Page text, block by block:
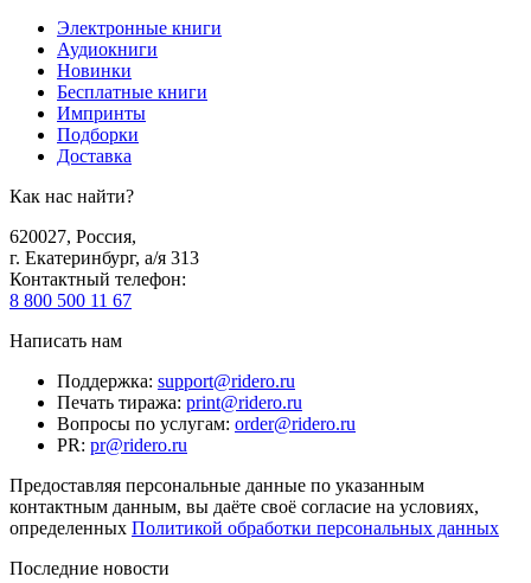
Электронные книги
Аудиокниги
Новинки
Бесплатные книги
Импринты
Подборки
Доставка
Как нас найти?
620027, Россия,
г. Екатеринбург, а/я 313
Контактный телефон:
8 800 500 11 67
Написать нам
Поддержка: support@ridero.ru
Печать тиража: print@ridero.ru
Вопросы по услугам: order@ridero.ru
PR: pr@ridero.ru
Предоставляя персональные данные по указанным
контактным данным, вы даёте своё согласие на условиях,
определенных Политикой обработки персональных данных
Последние новости